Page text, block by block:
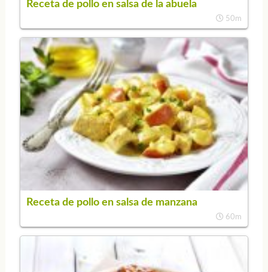
Receta de pollo en salsa de la abuela
50m
Receta de pollo en salsa de manzana
60m